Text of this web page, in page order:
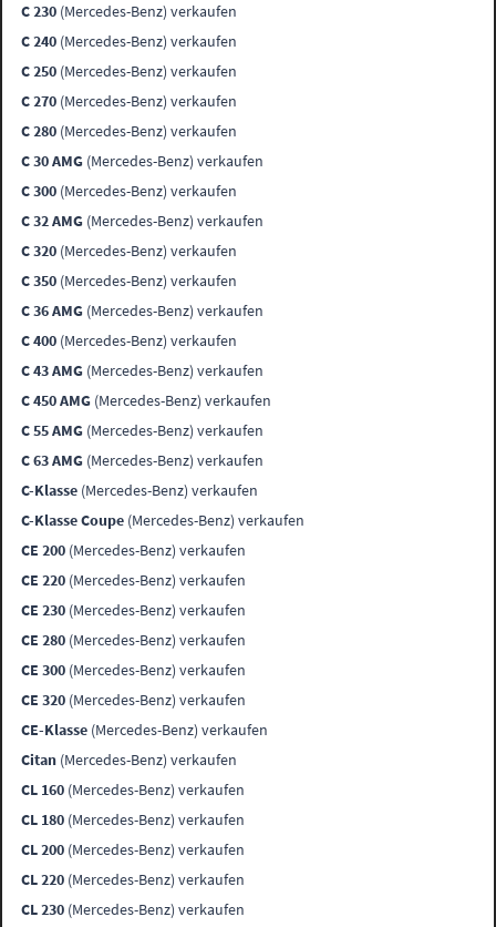
C 230 (Mercedes-Benz) verkaufen
C 240 (Mercedes-Benz) verkaufen
C 250 (Mercedes-Benz) verkaufen
C 270 (Mercedes-Benz) verkaufen
C 280 (Mercedes-Benz) verkaufen
C 30 AMG (Mercedes-Benz) verkaufen
C 300 (Mercedes-Benz) verkaufen
C 32 AMG (Mercedes-Benz) verkaufen
C 320 (Mercedes-Benz) verkaufen
C 350 (Mercedes-Benz) verkaufen
C 36 AMG (Mercedes-Benz) verkaufen
C 400 (Mercedes-Benz) verkaufen
C 43 AMG (Mercedes-Benz) verkaufen
C 450 AMG (Mercedes-Benz) verkaufen
C 55 AMG (Mercedes-Benz) verkaufen
C 63 AMG (Mercedes-Benz) verkaufen
C-Klasse (Mercedes-Benz) verkaufen
C-Klasse Coupe (Mercedes-Benz) verkaufen
CE 200 (Mercedes-Benz) verkaufen
CE 220 (Mercedes-Benz) verkaufen
CE 230 (Mercedes-Benz) verkaufen
CE 280 (Mercedes-Benz) verkaufen
CE 300 (Mercedes-Benz) verkaufen
CE 320 (Mercedes-Benz) verkaufen
CE-Klasse (Mercedes-Benz) verkaufen
Citan (Mercedes-Benz) verkaufen
CL 160 (Mercedes-Benz) verkaufen
CL 180 (Mercedes-Benz) verkaufen
CL 200 (Mercedes-Benz) verkaufen
CL 220 (Mercedes-Benz) verkaufen
CL 230 (Mercedes-Benz) verkaufen